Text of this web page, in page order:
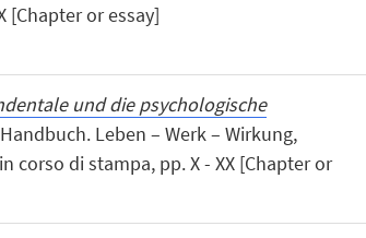
[Chapter or essay]
und die psychologische
Leben – Werk – Wirkung,
corso di stampa, pp. X - XX [Chapter or